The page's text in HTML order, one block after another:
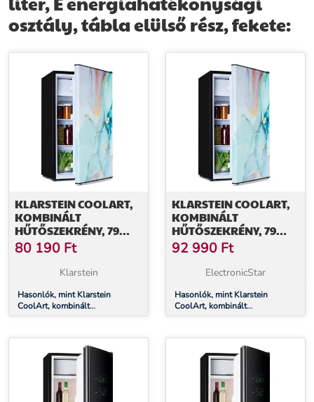
módon hűlnek és fagynak!
osztály, tábla elülső rész, fekete:
KLARSTEIN COOLART,
KOMBINÁLT
HŰTŐSZEKRÉNY, 79
LITER, E
ENERGIAHATÉKONYSÁGI
OSZTÁLY, 9 LITER
FORMATERVEZETT
AJTÓ
80 190 Ft
Klarstein
Hasonlók, mint Klarstein
CoolArt, kombinált
hűtőszekrény, 79 liter, E
liter fagyasztó, formatervezett
KLARSTEIN COOLART,
KOMBINÁLT
HŰTŐSZEKRÉNY, 79
LITER, E
ENERGIAHATÉKONYSÁGI
OSZTÁLY, 9 LITER
FORMATERVEZETT
AJTÓ
92 990 Ft
ElectronicStar
Hasonlók, mint Klarstein
CoolArt, kombinált
hűtőszekrény, 79 liter, E
liter fagyasztó, formatervezett